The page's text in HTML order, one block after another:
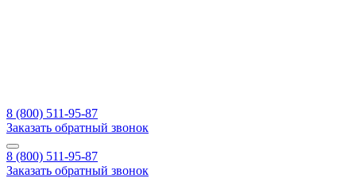
8 (800) 511-95-87
Заказать обратный звонок
8 (800) 511-95-87
Заказать обратный звонок